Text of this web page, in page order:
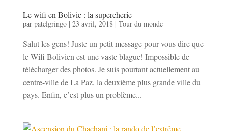
Le wifi en Bolivie : la supercherie
par patelgringo| 23 avril, 2018| Tour du monde
Salut les gens! Juste un petit message pour vous dire que
le Wifi Bolivien est une vaste blague! Impossible de
télécharger des photos. Je suis pourtant actuellement au
centre-ville de La Paz, la deuxième plus grande ville du
pays. Enfin, c’est plus un problème...